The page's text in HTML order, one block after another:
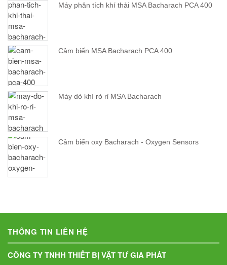
Máy phân tích khí thải MSA Bacharach PCA 400
Cảm biến MSA Bacharach PCA 400
Máy dò khí rò rỉ MSA Bacharach
Cảm biến oxy Bacharach - Oxygen Sensors
THÔNG TIN LIÊN HỆ
CÔNG TY TNHH THIẾT BỊ VẬT TƯ GIA PHÁT